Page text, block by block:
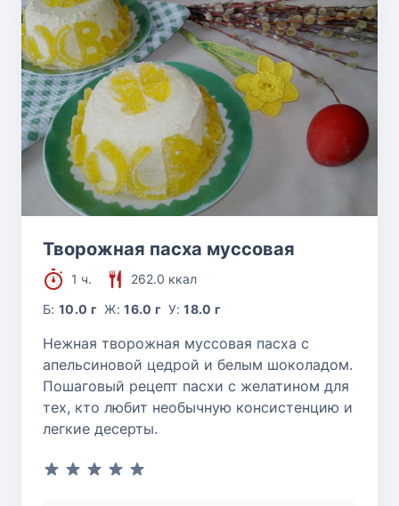
Творожная пасха муссовая
1 ч.
262.0 ккал
Б:10.0 г Ж:16.0 г У:18.0 г
Нежная творожная муссовая пасха с
апельсиновой цедрой и белым шоколадом.
Пошаговый рецепт пасхи с желатином для
тех, кто любит необычную консистенцию и
легкие десерты.